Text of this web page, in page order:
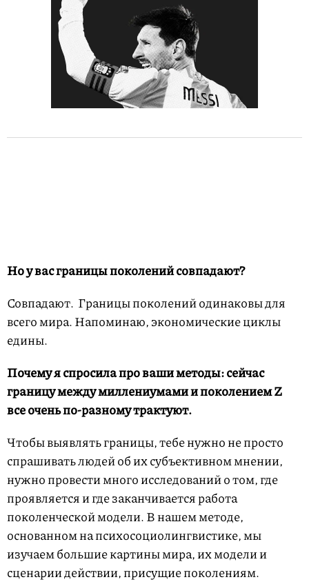
Но у вас границы поколений совпадают?
Совпадают. Границы поколений одинаковы для
всего мира. Напоминаю, экономические циклы
едины.
Почему я спросила про ваши методы: сейчас
границу между миллениумами и поколением Z
все очень по-разному трактуют.
Чтобы выявлять границы, тебе нужно не просто
спрашивать людей об их субъективном мнении,
нужно провести много исследований о том, где
проявляется и где заканчивается работа
поколенческой модели. В нашем методе,
основанном на психосоциолингвистике, мы
изучаем большие картины мира, их модели и
сценарии действии, присущие поколениям.